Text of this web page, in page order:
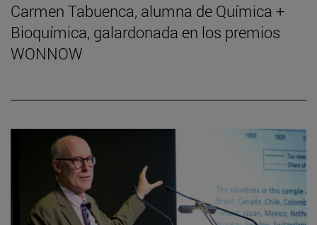
Carmen Tabuenca, alumna de Química +
Bioquímica, galardonada en los premios
WONNOW